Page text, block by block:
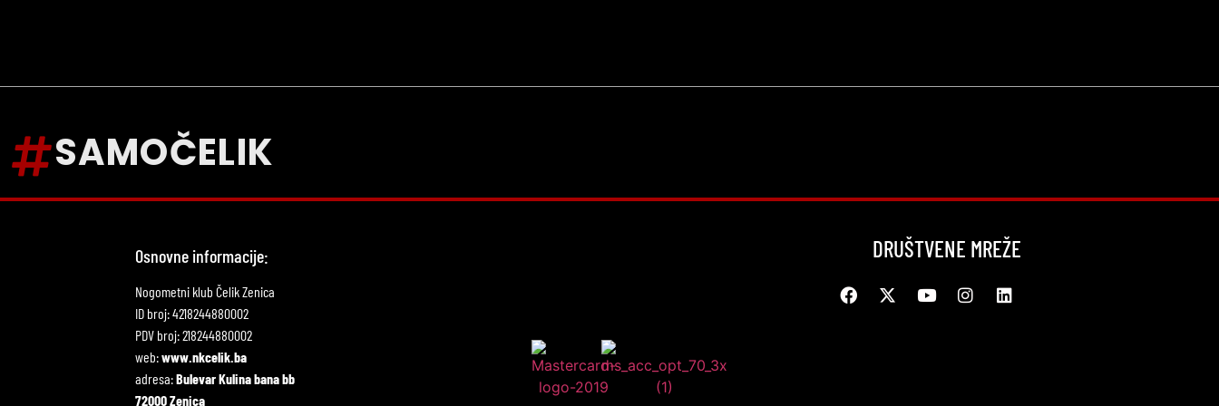
SAMOČELIK
Osnovne informacije:
Nogometni klub Čelik Zenica
ID broj: 4218244880002
PDV broj: 218244880002
web:www.nkcelik.ba
adresa:Bulevar Kulina bana bb
72000 Zenica
DRUŠTVENE MREŽE